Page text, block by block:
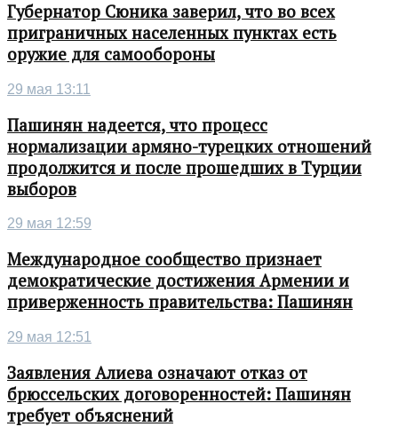
Губернатор Сюника заверил, что во всех
приграничных населенных пунктах есть
оружие для самообороны
29 мая 13:11
Пашинян надеется, что процесс
нормализации армяно-турецких отношений
продолжится и после прошедших в Турции
выборов
29 мая 12:59
Международное сообщество признает
демократические достижения Армении и
приверженность правительства: Пашинян
29 мая 12:51
Заявления Алиева означают отказ от
брюссельских договоренностей: Пашинян
требует объяснений